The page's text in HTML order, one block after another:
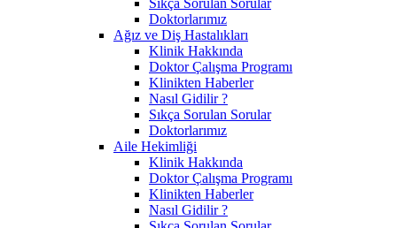
Doktorlarımız
Ağız ve Diş Hastalıkları
Klinik Hakkında
Doktor Çalışma Programı
Klinikten Haberler
Nasıl Gidilir ?
Sıkça Sorulan Sorular
Doktorlarımız
Aile Hekimliği
Klinik Hakkında
Doktor Çalışma Programı
Klinikten Haberler
Nasıl Gidilir ?